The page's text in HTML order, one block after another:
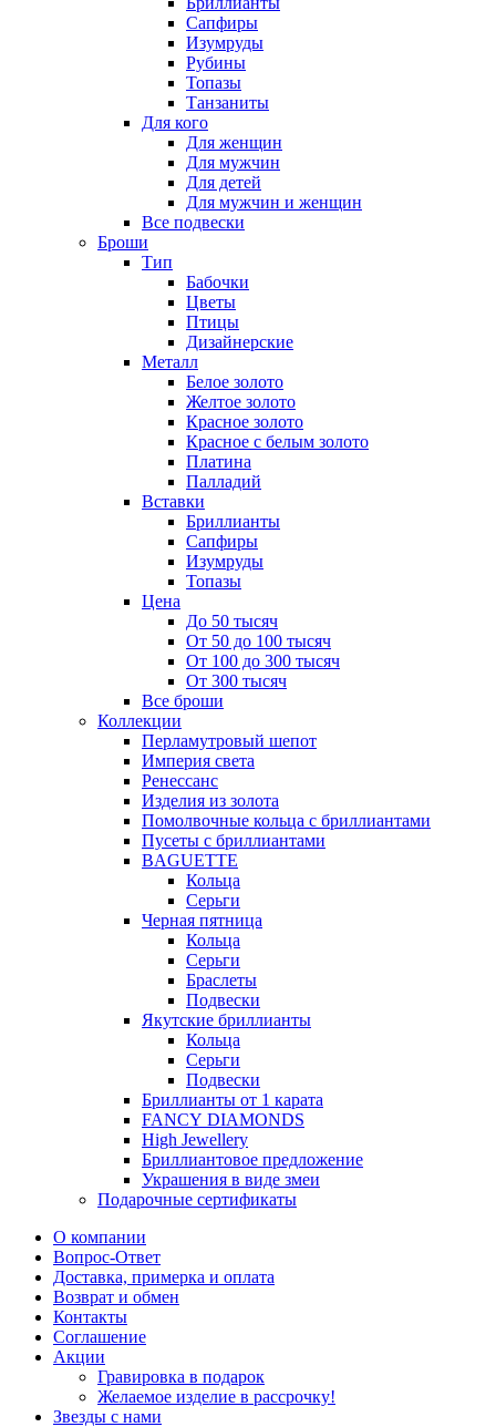
Сапфиры
Изумруды
Рубины
Топазы
Танзаниты
Для кого
Для женщин
Для мужчин
Для детей
Для мужчин и женщин
Все подвески
Броши
Тип
Бабочки
Цветы
Птицы
Дизайнерские
Металл
Белое золото
Желтое золото
Красное золото
Красное с белым золото
Платина
Палладий
Вставки
Бриллианты
Сапфиры
Изумруды
Топазы
Цена
До 50 тысяч
От 50 до 100 тысяч
От 100 до 300 тысяч
От 300 тысяч
Все броши
Коллекции
Перламутровый шепот
Империя света
Ренессанс
Изделия из золота
Помолвочные кольца с бриллиантами
Пусеты с бриллиантами
BAGUETTE
Кольца
Серьги
Черная пятница
Кольца
Серьги
Браслеты
Подвески
Якутские бриллианты
Кольца
Серьги
Подвески
Бриллианты от 1 карата
FANCY DIAMONDS
High Jewellery
Бриллиантовое предложение
Украшения в виде змеи
Подарочные сертификаты
О компании
Вопрос-Ответ
Доставка, примерка и оплата
Возврат и обмен
Контакты
Соглашение
Акции
Гравировка в подарок
Желаемое изделие в рассрочку!
Звезды с нами